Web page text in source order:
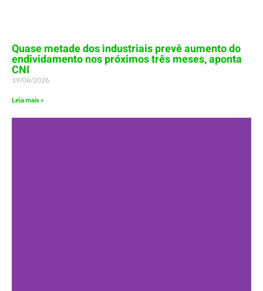
Quase metade dos industriais prevê aumento do
endividamento nos próximos três meses, aponta
CNI
19/06/2026
Leia mais »